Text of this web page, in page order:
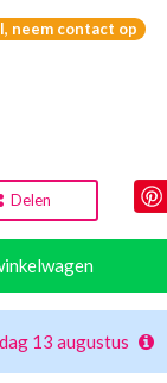
neem contact op
Delen
13 augustus